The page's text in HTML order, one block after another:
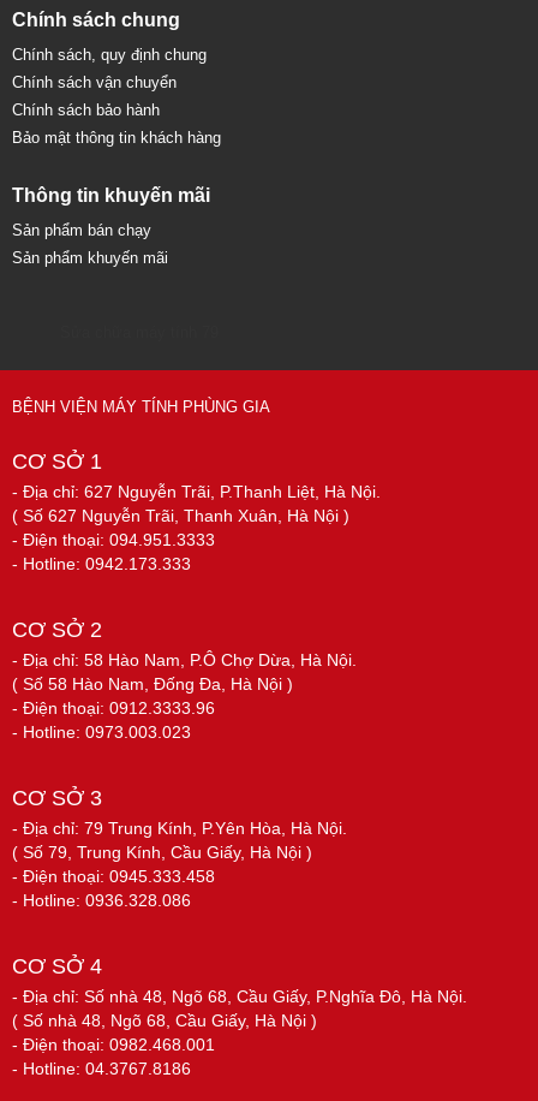
Chính sách chung
Chính sách, quy định chung
Chính sách vận chuyển
Chính sách bảo hành
Bảo mật thông tin khách hàng
Thông tin khuyến mãi
Sản phẩm bán chạy
Sản phẩm khuyến mãi
BỆNH VIỆN MÁY TÍNH PHÙNG GIA
CƠ SỞ 1
- Địa chỉ: 627 Nguyễn Trãi, P.Thanh Liệt, Hà Nội.
( Số 627 Nguyễn Trãi, Thanh Xuân, Hà Nội )
- Điện thoại: 094.951.3333
- Hotline: 0942.173.333
CƠ SỞ 2
- Địa chỉ: 58 Hào Nam, P.Ô Chợ Dừa, Hà Nội.
( Số 58 Hào Nam, Đống Đa, Hà Nội )
- Điện thoại: 0912.3333.96
- Hotline: 0973.003.023
CƠ SỞ 3
- Địa chỉ: 79 Trung Kính, P.Yên Hòa, Hà Nội.
( Số 79, Trung Kính, Cầu Giấy, Hà Nội )
- Điện thoại: 0945.333.458
- Hotline: 0936.328.086
CƠ SỞ 4
- Địa chỉ: Số nhà 48, Ngõ 68, Cầu Giấy, P.Nghĩa Đô, Hà Nội.
( Số nhà 48, Ngõ 68, Cầu Giấy, Hà Nội )
- Điện thoại: 0982.468.001
- Hotline: 04.3767.8186